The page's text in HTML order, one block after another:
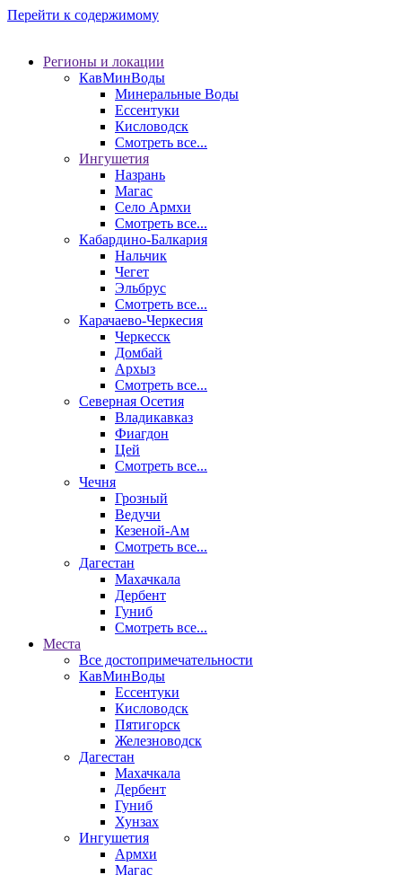
Перейти к содержимому
Регионы и локации
КавМинВоды
Минеральные Воды
Ессентуки
Кисловодск
Смотреть все...
Ингушетия
Назрань
Магас
Село Армхи
Смотреть все...
Кабардино-Балкария
Нальчик
Чегет
Эльбрус
Смотреть все...
Карачаево-Черкесия
Черкесск
Домбай
Архыз
Смотреть все...
Северная Осетия
Владикавказ
Фиагдон
Цей
Смотреть все...
Чечня
Грозный
Ведучи
Кезеной-Ам
Смотреть все...
Дагестан
Махачкала
Дербент
Гуниб
Смотреть все...
Места
Все достопримечательности
КавМинВоды
Ессентуки
Кисловодск
Пятигорск
Железноводск
Дагестан
Махачкала
Дербент
Гуниб
Хунзах
Ингушетия
Армхи
Магас